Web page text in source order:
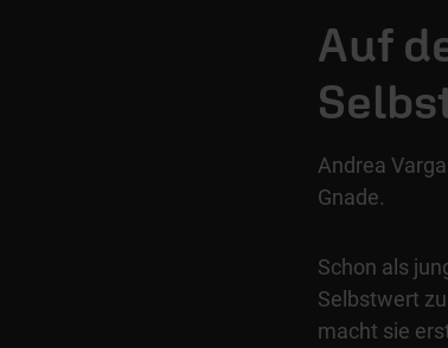
Auf
Andrea
Gnade.
Schon als
Selbstwert
macht sie